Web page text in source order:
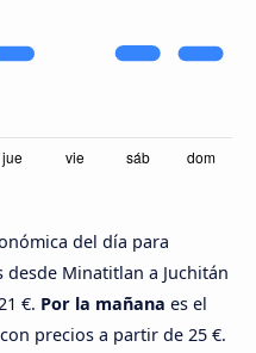
del día para
Minatitlan a Juchitán
€. Por la mañana es el
precios a partir de 25 €.